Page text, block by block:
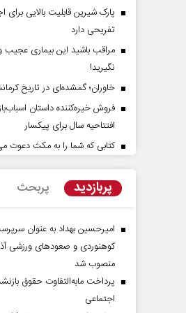
پارک شیرین قابلیت‌ بالایی برای
تفریحی دارد
مراقب باشید این بیماری عجیب
نگیرید!
خاوران؛ گمشده‌ای در تاریخ
افتتاحیه سال برای پیکسار
کتابی که شما را به مکث دعوت
پربازدید پربحث
امیرحسین بهداد به عنوان
کوهنوردی و صعودهای ورزشی
منصوب شد
پرداخت مابه‌التفاوت حقوق
اجتماعی
روز
دکتر حسین قرایی